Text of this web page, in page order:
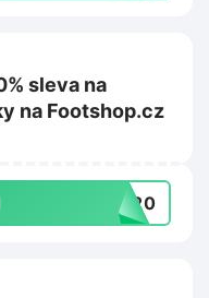
sleva na
na Footshop.cz
UM20